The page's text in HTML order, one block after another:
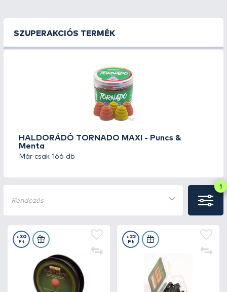
SZUPERAKCIÓS TERMÉK
HALDORÁDÓ TORNADO MAXI - Puncs &
Menta
Már csak 166 db
Rendezés
1
+30
Ft
+22
Ft